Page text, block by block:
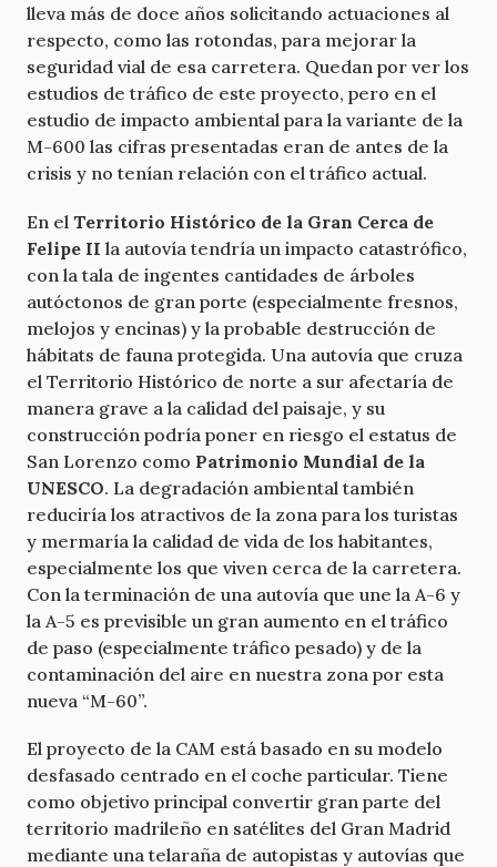
lleva más de doce años solicitando actuaciones al
respecto, como las rotondas, para mejorar la
seguridad vial de esa carretera. Quedan por ver los
estudios de tráfico de este proyecto, pero en el
estudio de impacto ambiental para la variante de la
M-600 las cifras presentadas eran de antes de la
crisis y no tenían relación con el tráfico actual.
En el Territorio Histórico de la Gran Cerca de
Felipe II la autovía tendría un impacto catastrófico,
con la tala de ingentes cantidades de árboles
autóctonos de gran porte (especialmente fresnos,
melojos y encinas) y la probable destrucción de
hábitats de fauna protegida. Una autovía que cruza
el Territorio Histórico de norte a sur afectaría de
manera grave a la calidad del paisaje, y su
construcción podría poner en riesgo el estatus de
San Lorenzo como Patrimonio Mundial de la
UNESCO. La degradación ambiental también
reduciría los atractivos de la zona para los turistas
y mermaría la calidad de vida de los habitantes,
especialmente los que viven cerca de la carretera.
Con la terminación de una autovía que une la A-6 y
la A-5 es previsible un gran aumento en el tráfico
de paso (especialmente tráfico pesado) y de la
contaminación del aire en nuestra zona por esta
nueva “M-60”.
El proyecto de la CAM está basado en su modelo
desfasado centrado en el coche particular. Tiene
como objetivo principal convertir gran parte del
territorio madrileño en satélites del Gran Madrid
mediante una telaraña de autopistas y autovías que